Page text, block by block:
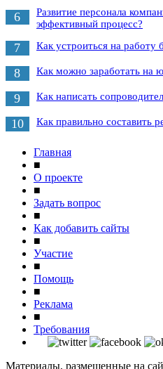
6
Развитие персонала
эффективный процесс?
7 Как устроиться на работу
8 Как можно заработать на
9 Как написать
10 Как правильно составить
Главная
■
О проекте
■
Задать вопрос
■
Как добавить сайты
■
Участие
■
Помощь
■
Реклама
■
Требования
Материалы, размещенные на